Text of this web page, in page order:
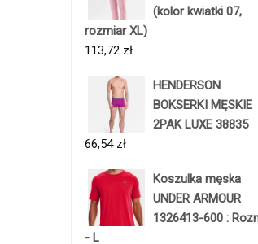
(kolor kwiatki 07,
rozmiar XL)
113,72 zł
HENDERSON
BOKSERKI MĘSKIE
2PAK LUXE 38835
66,54 zł
Koszulka męska
UNDER ARMOUR
1326413-600 :
- L